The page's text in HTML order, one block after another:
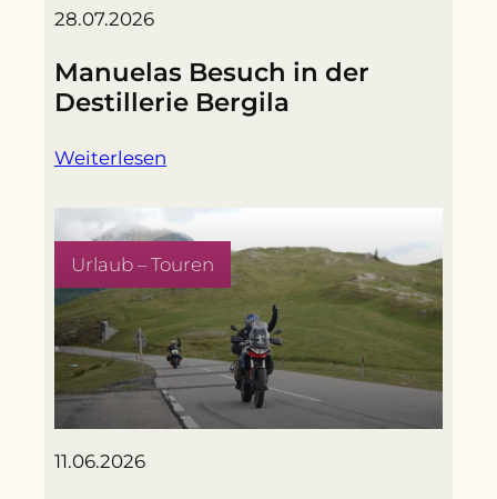
28.07.2026
Manuelas Besuch in der
Destillerie Bergila
Weiterlesen
11.06.2026
Urlaub – Touren